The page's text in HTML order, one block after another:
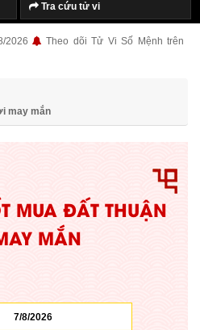
Tra cứu tử vi
2026 Theo dõi Tử Vi Số Mệnh trên
may mắn
MUA ĐẤT THUẬN
MẮN